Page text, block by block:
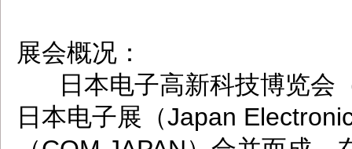
展会概况：
日本电子高新科技博览会
日本电子展（Japan